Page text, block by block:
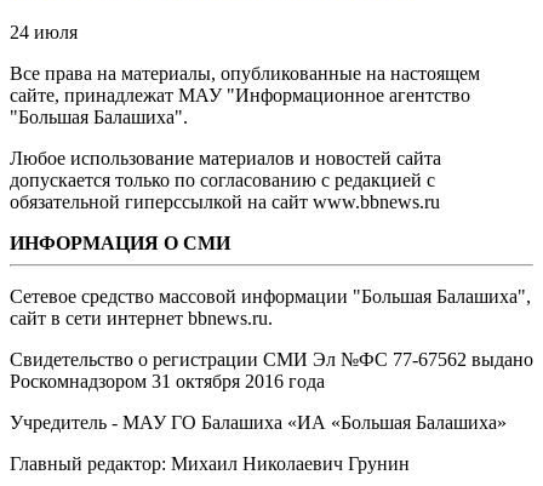
24 июля
Все права на материалы, опубликованные на настоящем
сайте, принадлежат МАУ "Информационное агентство
"Большая Балашиха".
Любое использование материалов и новостей сайта
допускается только по согласованию с редакцией с
обязательной гиперссылкой на сайт www.bbnews.ru
ИНФОРМАЦИЯ О СМИ
Сетевое средство массовой информации "Большая Балашиха",
сайт в сети интернет bbnews.ru.
Свидетельство о регистрации СМИ Эл №ФС ‎77-67562 выдано
Роскомнадзором 31 октября 2016 года
Учредитель - МАУ ГО Балашиха «ИА «Большая Балашиха»
Главный редактор: Михаил Николаевич Грунин